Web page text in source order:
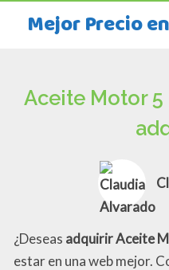
Mejor Precio
Aceite Motor 5
¿Deseas adquirir Aceite
estar en una web mejor.